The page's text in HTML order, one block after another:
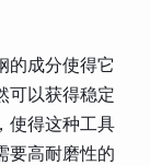
的成分使得它
可以获得稳定
使得这种工具
要高耐磨性的